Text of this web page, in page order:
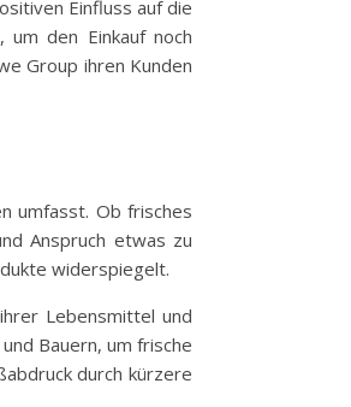
Einfluss auf die
den Einkauf noch
Group ihren Kunden
umfasst. Ob frisches
Anspruch etwas zu
widerspiegelt.
Lebensmittel und
Bauern, um frische
durch kürzere